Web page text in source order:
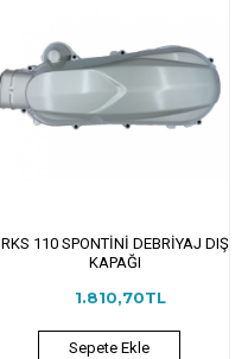
RKS 110 SPONTİNİ DEBRİYAJ DIŞ
KAPAĞI
1.810,70TL
Sepete Ekle